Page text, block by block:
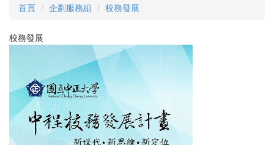
首頁 企劃服務組 校務發展
校務發展